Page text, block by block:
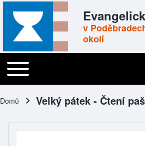
v
okolí
Main navigation
Toggle main menu
Drobečková navigace
Domů Velký pátek - Čtení